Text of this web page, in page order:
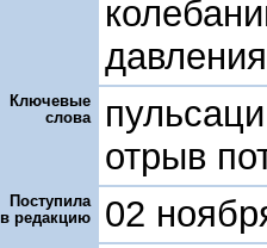
Ключевые
слова
отрыв
Поступила
в редакцию
02